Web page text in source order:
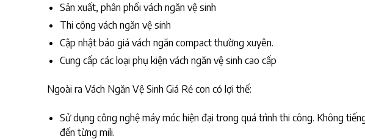
Sản xuất, phân phối vách ngăn vệ sinh
Thi công vách ngăn vệ sinh
Cập nhật báo giá vách ngăn compact thường xuyên.
Cung cấp các loại phụ kiện vách ngăn vệ sinh cao cấp
Ngoài ra Vách Ngăn Vệ Sinh Giá Rẻ con có lợi thế:
Sử dụng công nghệ máy móc hiện đại trong quá trình thi công. Không
đến từng mili.